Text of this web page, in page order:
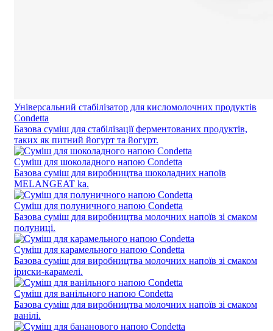
Універсальний стабілізатор для кисломолочних продуктів
Condetta
Базова суміш для стабілізації ферментованих продуктів,
таких як питний йогурт та йогурт.
Суміш для шоколадного напою Condetta
Базова суміш для виробництва шоколадних напоїв
MELANGEAT ka.
Суміш для полуничного напою Condetta
Базова суміш для виробництва молочних напоїв зі смаком
полуниці.
Суміш для карамельного напою Condetta
Базова суміш для виробництва молочних напоїв зі смаком
іриски-карамелі.
Суміш для ванільного напою Condetta
Базова суміш для виробництва молочних напоїв зі смаком
ванілі.